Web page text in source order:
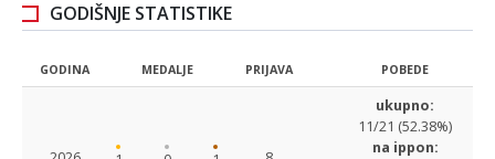
GODIŠNJE STATISTIKE
GODINA MEDALJE PRIJAVA POBEDE
ukupno:
11/21 (52.38%)
na ippon: